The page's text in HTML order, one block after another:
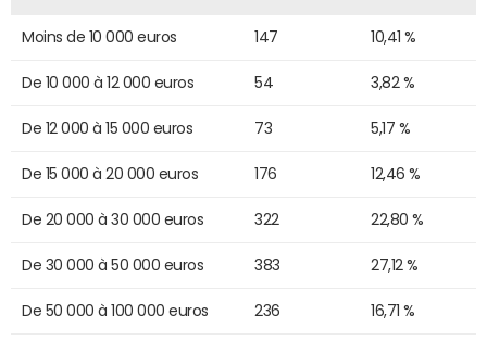
Moins de 10 000 euros 147 10,41 %
De 10 000 à 12 000 euros 54 3,82 %
De 12 000 à 15 000 euros 73 5,17 %
De 15 000 à 20 000 euros 176 12,46 %
De 20 000 à 30 000 euros 322 22,80 %
De 30 000 à 50 000 euros 383 27,12 %
De 50 000 à 100 000 euros 236 16,71 %